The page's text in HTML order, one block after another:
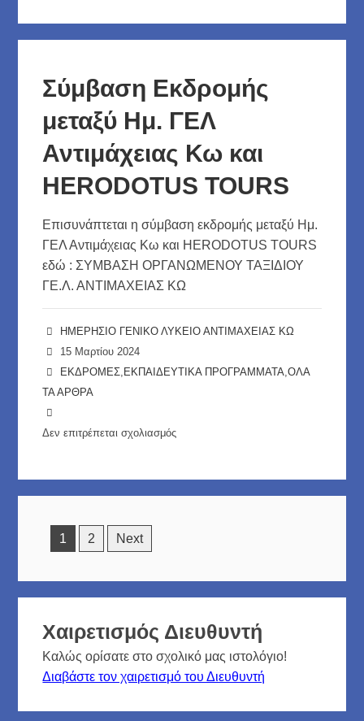
ΓΙΑ
ΒΟΥΔΑΠΕΣΤΗ
Σύμβαση Εκδρομής
μεταξύ Ημ. ΓΕΛ
Αντιμάχειας Κω και
HERODOTUS TOURS
Επισυνάπτεται η σύμβαση εκδρομής μεταξύ Ημ.
ΓΕΛ Αντιμάχειας Κω και HERODOTUS TOURS
εδώ : ΣΥΜΒΑΣΗ ΟΡΓΑΝΩΜΕΝΟΥ ΤΑΞΙΔΙΟΥ
ΓΕ.Λ. ΑΝΤΙΜΑΧΕΙΑΣ ΚΩ
ΗΜΕΡΗΣΙΟ ΓΕΝΙΚΟ ΛΥΚΕΙΟ ΑΝΤΙΜΑΧΕΙΑΣ ΚΩ
15 Μαρτίου 2024
ΕΚΔΡΟΜΕΣ ΕΚΠΑΙΔΕΥΤΙΚΑ ΠΡΟΓΡΑΜΜΑΤΑ ,ΟΛΑ
ΤΑ ΑΡΘΡΑ
Δεν επιτρέπεται σχολιασμός
ΓΕΛ
HERODOTUS
TOURS
1 2 Next
Χαιρετισμός Διευθυντή
Καλώς ορίσατε στο σχολικό μας ιστολόγιο!
Διαβάστε τον χαιρετισμό του Διευθυντή